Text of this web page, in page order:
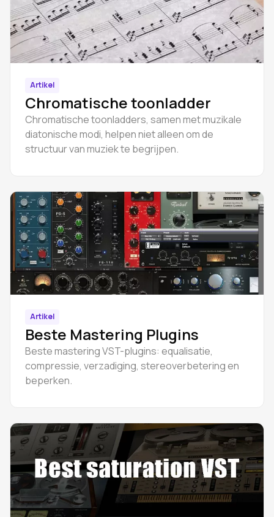
Artikel
Chromatische toonladder
Chromatische toonladders, samen met muzikale
diatonische modi, helpen niet alleen om de
structuur van muziek te begrijpen.
Artikel
Beste Mastering Plugins
Beste mastering VST-plugins: equalisatie,
compressie, verzadiging, stereoverbetering en
beperken.